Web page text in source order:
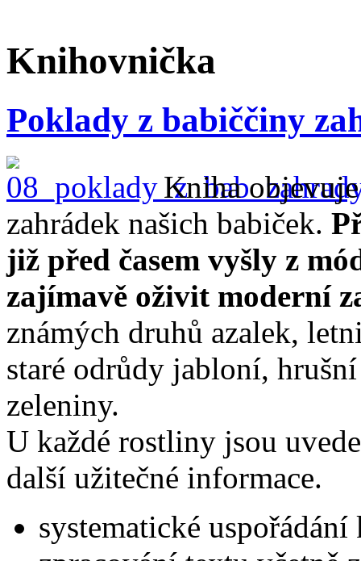
Knihovnička
Poklady z babiččiny
Kniha
zahrádek našich babiček.
již před časem vyšly z
zajímavě oživit moderní
známých druhů azalek,
staré odrůdy jabloní,
zeleniny.
U každé rostliny jsou
další užitečné informace.
systematické